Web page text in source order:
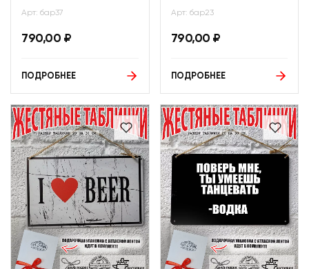
Арт: бар37
790,00 ₽
ПОДРОБНЕЕ
Арт: бар23
790,00 ₽
ПОДРОБНЕЕ